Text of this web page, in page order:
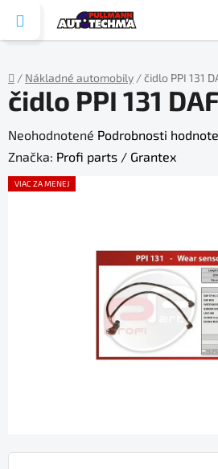
obsah
Domov
/ Nákladné automobily /čidlo PPI 131
čidlo PPI 131
Priemerné
hodnotenie
produktu
Neohodnotené Podrobnosti
Značka: Profi parts / Grantex
VIAC ZA MENEJ